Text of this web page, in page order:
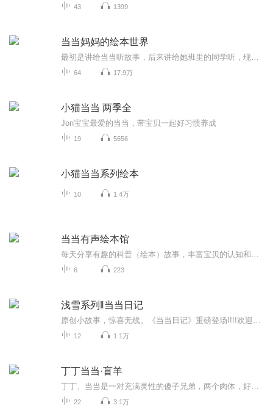
43 1399
当当妈妈的绘本世界
64 17.9万
小猫当当 两季全
Jon宝宝最爱的当当，带宝贝一起好习惯养成
19 5656
小猫当当系列绘本
10 1.4万
当当有声绘本馆
6 223
浅雪系列‖当当日记
12 1.1万
丁丁当当·盲羊
22 3.1万